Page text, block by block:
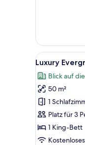
Sea
View
Alle
Fotos
für
Luxury
Evergreen
Suite
with
Lounge
6
Luxury
Blick auf
50 m²
1
Platz für 3
1 King-Bett